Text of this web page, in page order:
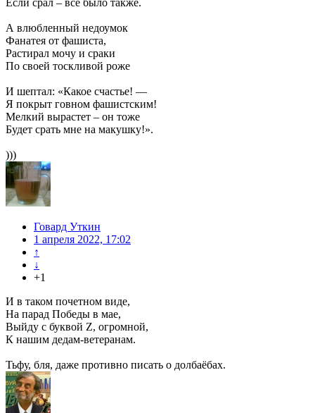
Если срал – все было также.
А влюбленный недоумок
Фанатея от фашиста,
Растирал мочу и сраки
По своей тоскливой роже
И шептал: «Какое счастье! —
Я покрыт говном фашистским!
Мелкий вырастет – он тоже
Будет срать мне на макушку!».
)))
Говард Уткин
1 апреля 2022, 17:02
↑
↓
+1
И в таком почетном виде,
На парад Победы в мае,
Выйду с буквой Z, огромной,
К нашим дедам-ветеранам.
Тьфу, бля, даже противно писать о долбаёбах.